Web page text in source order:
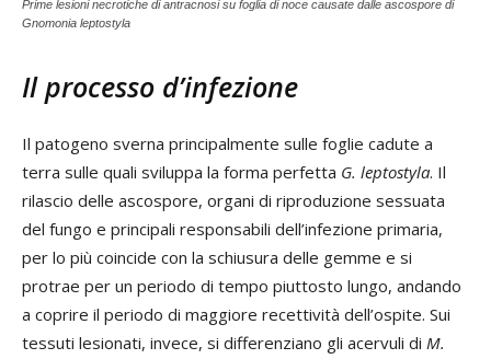
Prime lesioni necrotiche di antracnosi su foglia di noce causate dalle ascospore di
Gnomonia leptostyla
Il processo d’infezione
Il patogeno sverna principalmente sulle foglie cadute a
terra sulle quali sviluppa la forma perfetta G. leptostyla. Il
rilascio delle ascospore, organi di riproduzione sessuata
del fungo e principali responsabili dell’infezione primaria,
per lo più coincide con la schiusura delle gemme e si
protrae per un periodo di tempo piuttosto lungo, andando
a coprire il periodo di maggiore recettività dell’ospite. Sui
tessuti lesionati, invece, si differenziano gli acervuli di M.